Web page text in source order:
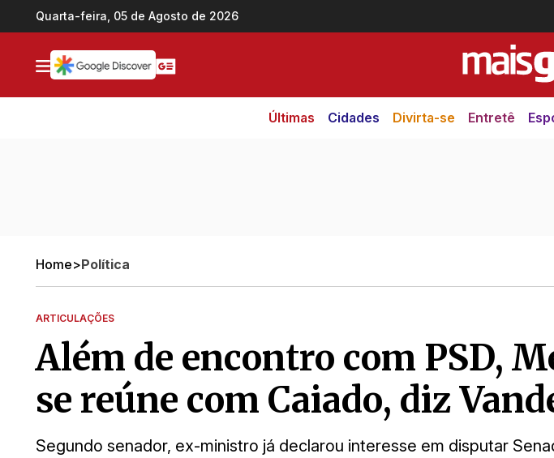
Ir direto pro conteúdo
Quarta-feira, 05 de Agosto de 2026
Últimas Cidades Divirta-se Entretê
Home>Política
ARTICULAÇÕES
Além de encontro com PSD,
se reúne com Caiado, diz
Segundo senador, ex-ministro já declarou interesse em disputar